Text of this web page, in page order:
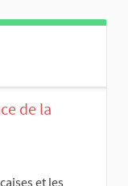
de la
et les